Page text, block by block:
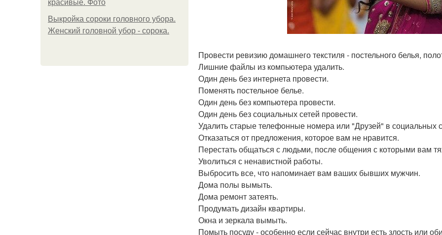
красивые. Фото
Выкройка сороки головного убора.
Женский головной убор - сорока.
Провести ревизию домашнего текстиля - постельного белья,
Лишние файлы из компьютера удалить.
Один день без интернета провести.
Поменять постельное белье.
Один день без компьютера провести.
Один день без социальных сетей провести.
Удалить старые телефонные номера или "Друзей" в социальных
Отказаться от предложения, которое вам не нравится.
Перестать общаться с людьми, после общения с которыми вам
Уволиться с ненавистной работы.
Выбросить все, что напоминает вам ваших бывших мужчин.
Дома полы вымыть.
Дома ремонт затеять.
Продумать дизайн квартиры.
Окна и зеркала вымыть.
Помыть посуду - особенно если сейчас внутри есть злость или